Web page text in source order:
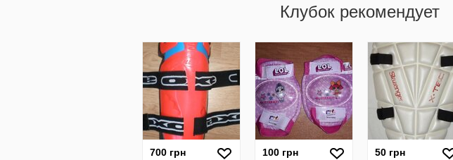
Клубок рекомендует
700 грн
100 грн
50 грн